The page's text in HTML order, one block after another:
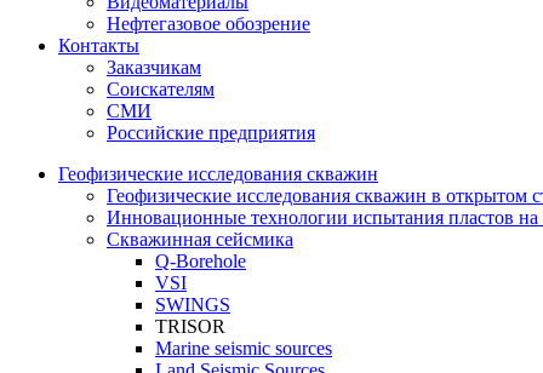
Нефтегазовое обозрение
Контакты
Заказчикам
Соискателям
СМИ
Российские предприятия
Геофизические исследования скважин
Геофизические исследования скважин в открытом
Инновационные технологии испытания пластов на
Скважинная сейсмика
Q-Borehole
VSI
SWINGS
TRISOR
Marine seismic sources